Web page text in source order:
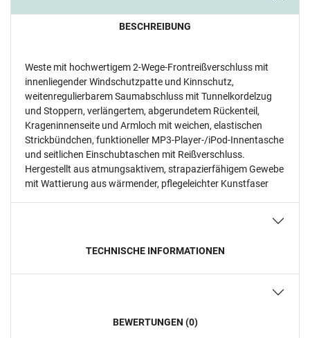
BESCHREIBUNG
Weste mit hochwertigem 2-Wege-Frontreißverschluss mit
innenliegender Windschutzpatte und Kinnschutz,
weitenregulierbarem Saumabschluss mit Tunnelkordelzug
und Stoppern, verlängertem, abgerundetem Rückenteil,
Krageninnenseite und Armloch mit weichen, elastischen
Strickbündchen, funktioneller MP3-Player-/iPod-Innentasche
und seitlichen Einschubtaschen mit Reißverschluss.
Hergestellt aus atmungsaktivem, strapazierfähigem Gewebe
mit Wattierung aus wärmender, pflegeleichter Kunstfaser
TECHNISCHE INFORMATIONEN
BEWERTUNGEN (0)